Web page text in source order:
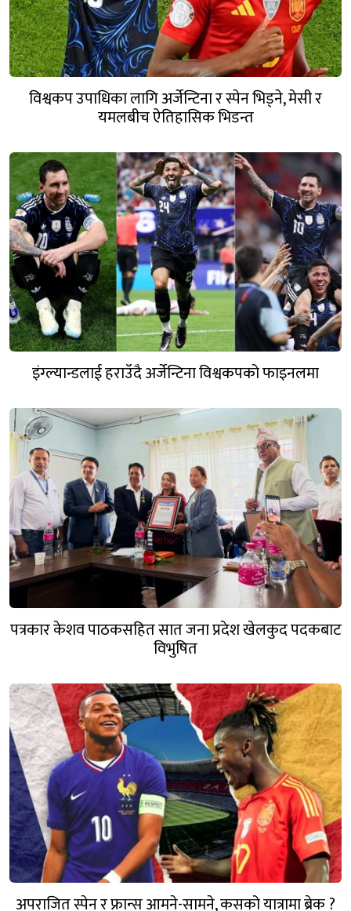
विश्वकप उपाधिका लागि अर्जेन्टिना र स्पेन भिड्ने, मेसी र
यमलबीच ऐतिहासिक भिडन्त
इंग्ल्यान्डलाई हराउँदै अर्जेन्टिना विश्वकपको फाइनलमा
पत्रकार केशव पाठकसहित सात जना प्रदेश खेलकुद पदकबाट
विभुषित
अपराजित स्पेन र फ्रान्स आमने-सामने, कसको यात्रामा ब्रेक ?